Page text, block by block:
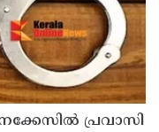
പ്രവാസി